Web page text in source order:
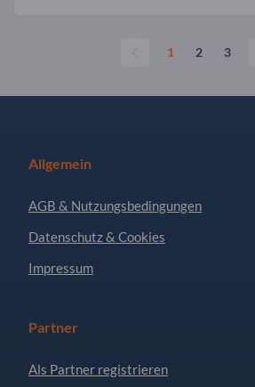
1 2 3
Allgemein
AGB & Nutzungsbedingungen
Datenschutz & Cookies
Impressum
Partner
Als Partner registrieren